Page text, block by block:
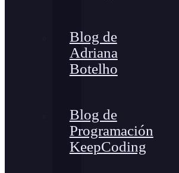
Blog de
Adriana
Botelho
Blog de
Programación
KeepCoding